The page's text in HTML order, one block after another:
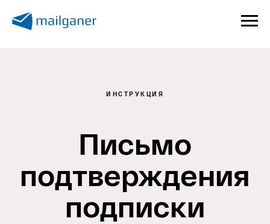
ИНСТРУКЦИЯ
Письмо
подтверждения
подписки